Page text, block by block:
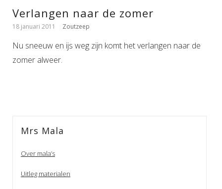
Verlangen naar de zomer
18 januari 2011 Zoutzeep
Nu sneeuw en ijs weg zijn komt het verlangen naar de
zomer alweer.
Mrs Mala
Over mala’s
Uitleg materialen